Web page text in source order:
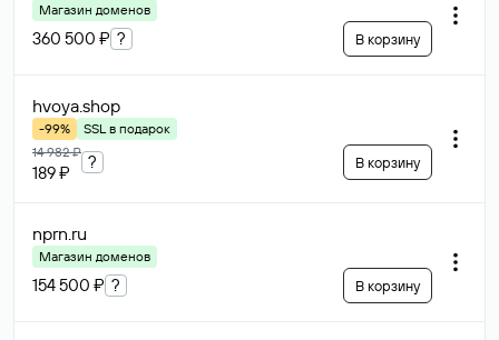
Магазин доменов
360 500 ₽ ? В корзину
hvoya.shop
-99%
SSL в подарок
14 982 ₽
189 ₽
? В корзину
nprn.ru
Магазин доменов
154 500 ₽ ? В корзину